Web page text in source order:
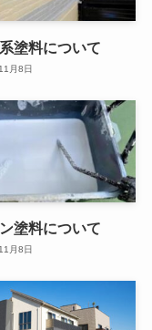
塗料について
月8日
塗料について
月8日